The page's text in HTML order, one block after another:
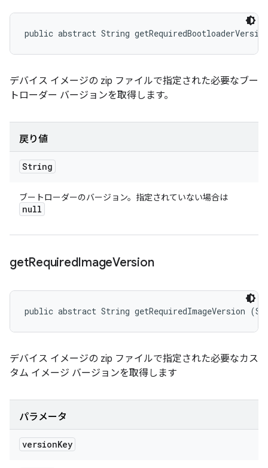
public abstract String
デバイス イメージの zip ファイルで指定された必要なブー
トローダー バージョンを取得します。
戻り値
String
ブートローダーのバージョン。指定されていない場合は
null
getRequiredImageVersion
public abstract String getRequiredImageVersion
デバイス イメージの zip ファイルで指定された必要なカス
タム イメージ バージョンを取得します
パラメータ
versionKey